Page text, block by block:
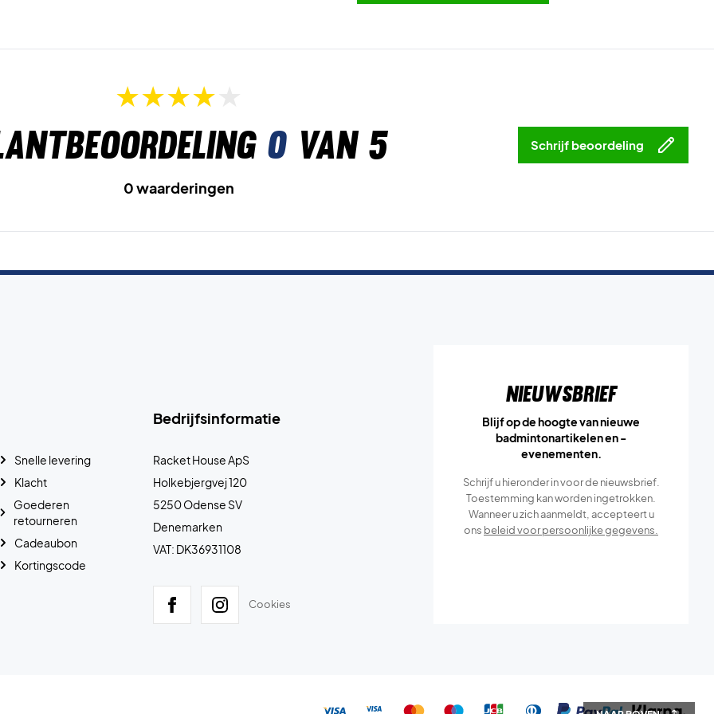
0van 5 Schrijf beoordeling
0 waarderingen
Bedrijfsinformatie
Racket House ApS
Holkebjergvej 120
5250 Odense SV
Denemarken
VAT: DK36931108
Cookies
Snelle levering
Klacht
Goederen
retourneren
Cadeaubon
Kortingscode
Nieuwsbrief
Blijf op de hoogte van nieuwe
badmintonartikelen en -
evenementen.
Schrijf u hieronder in voor de nieuwsbrief.
Toestemming kan worden ingetrokken.
Wanneer u zich aanmeldt, accepteert u
ons beleid voor persoonlijke gegevens.